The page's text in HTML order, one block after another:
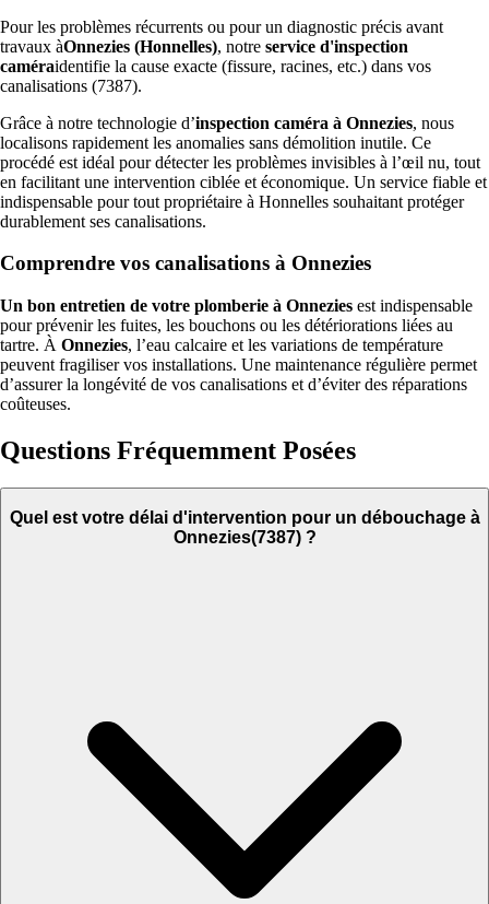
Pour les problèmes récurrents ou pour un diagnostic précis avant
travaux àOnnezies (Honnelles), notre service d'inspection
caméraidentifie la cause exacte (fissure, racines, etc.) dans vos
canalisations (7387).
Grâce à notre technologie d’inspection caméra à Onnezies, nous
localisons rapidement les anomalies sans démolition inutile. Ce
procédé est idéal pour détecter les problèmes invisibles à l’œil nu, tout
en facilitant une intervention ciblée et économique. Un service fiable et
indispensable pour tout propriétaire à Honnelles souhaitant protéger
durablement ses canalisations.
Comprendre vos canalisations à Onnezies
Un bon entretien de votre plomberie à Onnezies est indispensable
pour prévenir les fuites, les bouchons ou les détériorations liées au
tartre. À Onnezies, l’eau calcaire et les variations de température
peuvent fragiliser vos installations. Une maintenance régulière permet
d’assurer la longévité de vos canalisations et d’éviter des réparations
coûteuses.
Questions Fréquemment Posées
Quel est votre délai d'intervention pour un débouchage à
Onnezies(7387) ?